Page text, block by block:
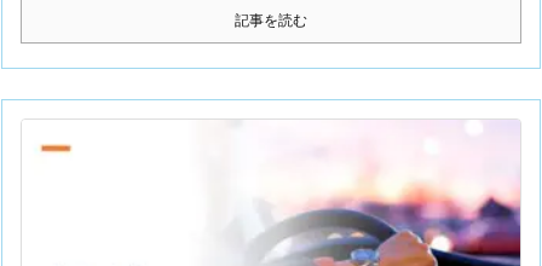
記事を読む